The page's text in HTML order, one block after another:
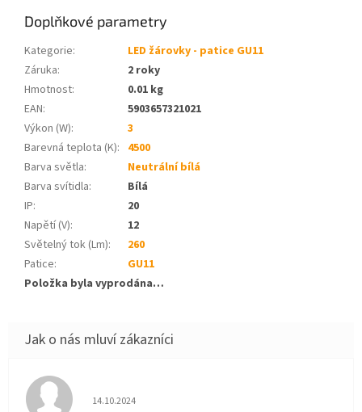
Doplňkové parametry
Kategorie:
LED žárovky - patice GU11
Záruka:
2 roky
Hmotnost:
0.01 kg
EAN:
5903657321021
Výkon (W):
3
Barevná teplota (K): 4500
Barva světla:
Neutrální bílá
Barva svítidla:
Bílá
IP:
20
Napětí (V):
12
Světelný tok (Lm):
260
Patice:
GU11
Položka byla vyprodána…
Hodnocení obchodu je 5 z 5 hvězdiček.
14.10.2024